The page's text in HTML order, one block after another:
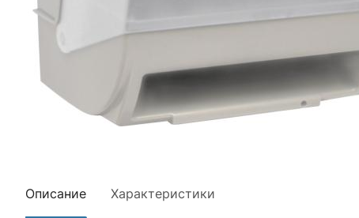
Описание Характеристики